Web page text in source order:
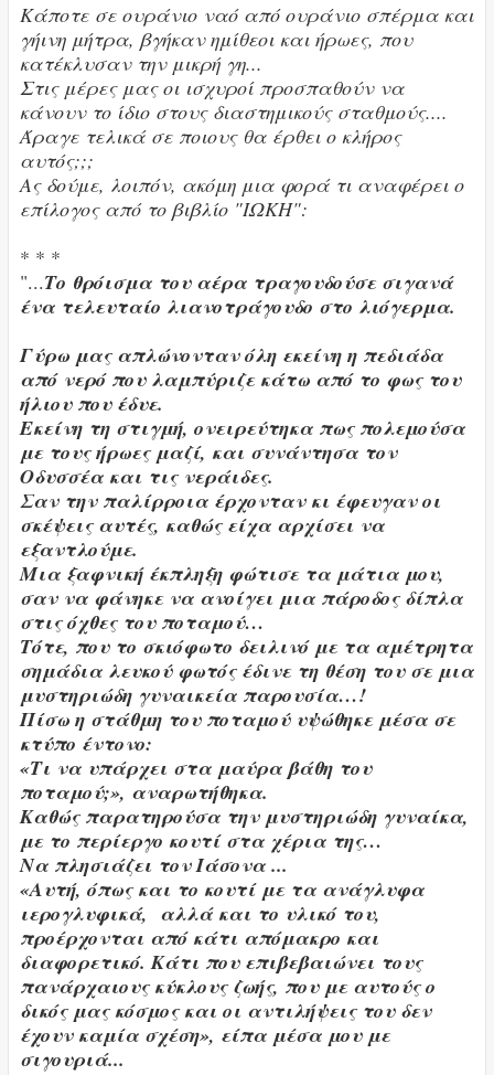
Κάποτε σε ουράνιο ναό από ουράνιο σπέρμα και
γήινη μήτρα, βγήκαν ημίθεοι και ήρωες, που
κατέκλυσαν την μικρή γη...
Στις μέρες μας οι ισχυροί προσπαθούν να
κάνουν το ίδιο στους διαστημικούς σταθμούς....
Άραγε τελικά σε ποιους θα έρθει ο κλήρος
αυτός;;;
Ας δούμε, λοιπόν, ακόμη μια φορά τι αναφέρει ο
επίλογος από το βιβλίο "ΙΩΚΗ":
* * *
"...Το θρόισμα του αέρα τραγουδούσε σιγανά
ένα τελευταίο λιανοτράγουδο στο λιόγερμα.
Γύρω μας απλώνονταν όλη εκείνη η πεδιάδα
από νερό που λαμπύριζε κάτω από το φως του
ήλιου που έδυε.
Εκείνη τη στιγμή, ονειρεύτηκα πως πολεμούσα
με τους ήρωες μαζί, και συνάντησα τον
Οδυσσέα και τις νεράιδες.
Σαν την παλίρροια έρχονταν κι έφευγαν οι
σκέψεις αυτές, καθώς είχα αρχίσει να
εξαντλούμε.
Μια ξαφνική έκπληξη φώτισε τα μάτια μου,
σαν να φάνηκε να ανοίγει μια πάροδος δίπλα
στις όχθες του ποταμού…
Τότε, που το σκιόφωτο δειλινό με τα αμέτρητα
σημάδια λευκού φωτός έδινε τη θέση του σε μια
μυστηριώδη γυναικεία παρουσία…!
Πίσω η στάθμη του ποταμού υψώθηκε μέσα σε
κτύπο έντονο:
«Τι να υπάρχει στα μαύρα βάθη του
ποταμού;», αναρωτήθηκα.
Καθώς παρατηρούσα την μυστηριώδη γυναίκα,
με το περίεργο κουτί στα χέρια της…
Να πλησιάζει τον Ιάσονα ...
«Αυτή, όπως και το κουτί με τα ανάγλυφα
ιερογλυφικά, αλλά και το υλικό του,
προέρχονται από κάτι απόμακρο και
διαφορετικό. Κάτι που επιβεβαιώνει τους
πανάρχαιους κύκλους ζωής, που με αυτούς ο
δικός μας κόσμος και οι αντιλήψεις του δεν
έχουν καμία σχέση», είπα μέσα μου με
σιγουριά...